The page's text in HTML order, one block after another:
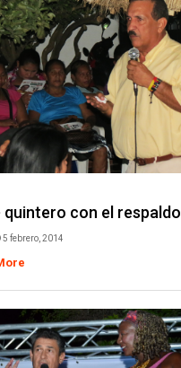
con el respaldo
5 febrero, 2014